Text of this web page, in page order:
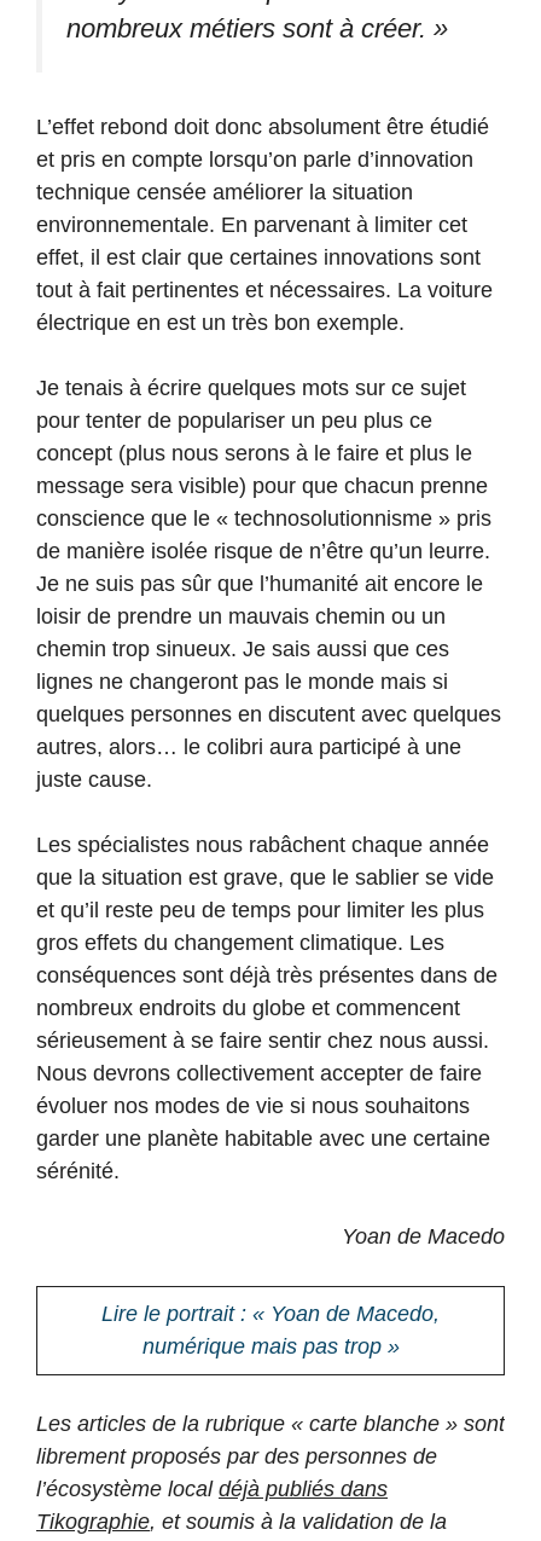
nombreux métiers sont à créer. »
L’effet rebond doit donc absolument être étudié
et pris en compte lorsqu’on parle d’innovation
technique censée améliorer la situation
environnementale. En parvenant à limiter cet
effet, il est clair que certaines innovations sont
tout à fait pertinentes et nécessaires. La voiture
électrique en est un très bon exemple.
Je tenais à écrire quelques mots sur ce sujet
pour tenter de populariser un peu plus ce
concept (plus nous serons à le faire et plus le
message sera visible) pour que chacun prenne
conscience que le « technosolutionnisme » pris
de manière isolée risque de n’être qu’un leurre.
Je ne suis pas sûr que l’humanité ait encore le
loisir de prendre un mauvais chemin ou un
chemin trop sinueux. Je sais aussi que ces
lignes ne changeront pas le monde mais si
quelques personnes en discutent avec quelques
autres, alors… le colibri aura participé à une
juste cause.
Les spécialistes nous rabâchent chaque année
que la situation est grave, que le sablier se vide
et qu’il reste peu de temps pour limiter les plus
gros effets du changement climatique. Les
conséquences sont déjà très présentes dans de
nombreux endroits du globe et commencent
sérieusement à se faire sentir chez nous aussi.
Nous devrons collectivement accepter de faire
évoluer nos modes de vie si nous souhaitons
garder une planète habitable avec une certaine
sérénité.
Yoan de Macedo
Lire le portrait : « Yoan de Macedo,
numérique mais pas trop »
Les articles de la rubrique « carte blanche » sont
librement proposés par des personnes de
l’écosystème local déjà publiés dans
Tikographie, et soumis à la validation de la